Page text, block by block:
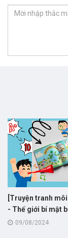
[Truyện tranh
- Thế giới bí mật
thải!09/08/2024